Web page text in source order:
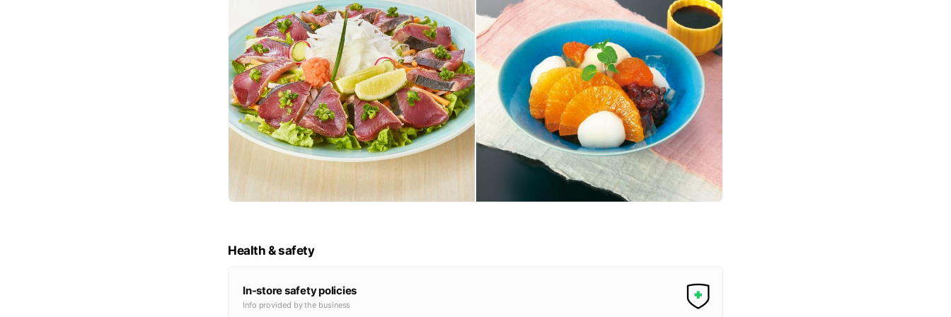
Health & safety
In-store safety policies
Info provided by the business